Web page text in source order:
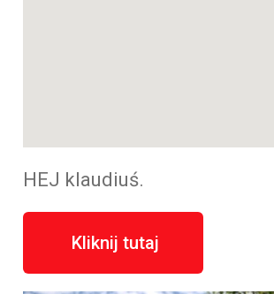
HEJ klaudiuś.
Kliknij tutaj